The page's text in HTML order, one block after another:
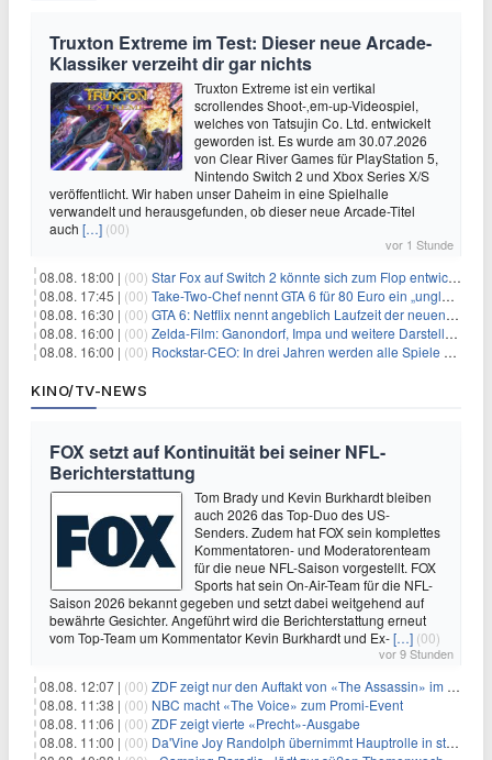
Truxton Extreme im Test: Dieser neue Arcade-
Klassiker verzeiht dir gar nichts
Truxton Extreme ist ein vertikal
scrollendes Shoot-‚em-up-Videospiel,
welches von Tatsujin Co. Ltd. entwickelt
geworden ist. Es wurde am 30.07.2026
von Clear River Games für PlayStation 5,
Nintendo Switch 2 und Xbox Series X/S
veröffentlicht. Wir haben unser Daheim in eine Spielhalle
verwandelt und herausgefunden, ob dieser neue Arcade-Titel
auch […] (00)
vor 1 Stunde
08.08. 18:00 | (00) Star Fox auf Switch 2 könnte sich zum Flop entwickeln
08.08. 17:45 | (00) Take-Two-Chef nennt GTA 6 für 80 Euro ein „unglaubliches Schnäppchen“
08.08. 16:30 | (00) GTA 6: Netflix nennt angeblich Laufzeit der neuen Gameplay-Präsentation
08.08. 16:00 | (00) Zelda-Film: Ganondorf, Impa und weitere Darsteller sollen feststehen
08.08. 16:00 | (00) Rockstar-CEO: In drei Jahren werden alle Spiele gestreamt
KINO/TV-NEWS
FOX setzt auf Kontinuität bei seiner NFL-
Berichterstattung
Tom Brady und Kevin Burkhardt bleiben
auch 2026 das Top-Duo des US-
Senders. Zudem hat FOX sein komplettes
Kommentatoren- und Moderatorenteam
für die neue NFL-Saison vorgestellt. FOX
Sports hat sein On-Air-Team für die NFL-
Saison 2026 bekannt gegeben und setzt dabei weitgehend auf
bewährte Gesichter. Angeführt wird die Berichterstattung erneut
vom Top-Team um Kommentator Kevin Burkhardt und Ex-[…] (00)
vor 9 Stunden
08.08. 12:07 | (00) ZDF zeigt nur den Auftakt von «The Assassin» im Fernsehen
08.08. 11:38 | (00) NBC macht «The Voice» zum Promi-Event
08.08. 11:06 | (00) ZDF zeigt vierte «Precht»-Ausgabe
08.08. 11:00 | (00) Da'Vine Joy Randolph übernimmt Hauptrolle in starbesetzter schwarzer Komödie